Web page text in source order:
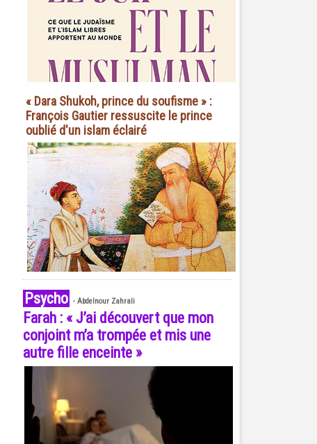
« Dara Shukoh, prince du soufisme » :
François Gautier ressuscite le prince
oublié d'un islam éclairé
Psycho - Abdelnour Zahrali
Farah : « J’ai découvert que mon
conjoint m’a trompée et mis une
autre fille enceinte »